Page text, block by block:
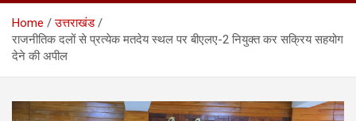
Home
उत्तराखंड
राजनीतिक दलों से प्रत्येक मतदेय स्थल पर बीएलए-2 नियुक्त कर सक्रिय सहयोग
देने की अपील